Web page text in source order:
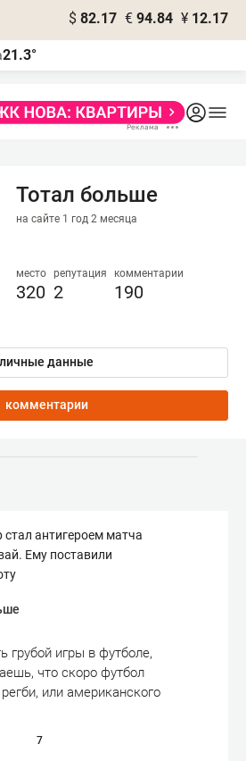
$ 82.17 € 94.84 ¥ 12.17
21.3°
Тотал больше
на сайте 1 год 2 месяца
место
320
репутация
2
комментарии
190
личные данные
комментарии
стал антигероем матча
Ему поставили
грубой игры в футболе,
что скоро футбол
или американского
7